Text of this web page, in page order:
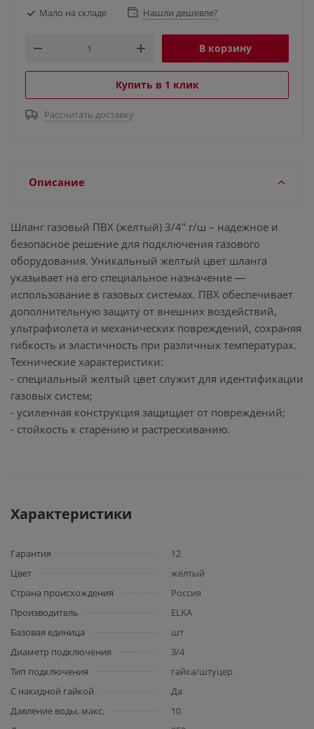
Мало на складе Нашли дешевле?
В корзину
Купить в 1 клик
Рассчитать доставку
Описание
Шланг газовый ПВХ (желтый) 3/4" г/ш – надежное и
безопасное решение для подключения газового
оборудования. Уникальный желтый цвет шланга
указывает на его специальное назначение —
использование в газовых системах. ПВХ обеспечивает
дополнительную защиту от внешних воздействий,
ультрафиолета и механических повреждений, сохраняя
гибкость и эластичность при различных температурах.
Технические характеристики:
- специальный желтый цвет служит для идентификации
газовых систем;
- усиленная конструкция защищает от повреждений;
- стойкость к старению и растрескиванию.
Характеристики
Гарантия
12
Цвет
желтый
Страна происхождения
Россия
Производитель
ELKA
Базовая единица
шт
Диаметр подключения
3/4
Тип подключения
гайка/штуцер
С накидной гайкой
Да
Давление воды, макс.
10